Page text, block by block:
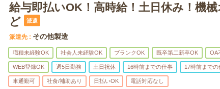
給与即払いOK！高時給！土日休み！機
ど
派遣
派遣先 その他製造
職種未経験OK 社会人未経験OK ブランクOK 既卒第二新卒OK OA
WEB登録OK 週5日勤務 土日祝休 16時前までの仕事 17時前までの
車通勤可 社食/補助あり 日払いOK 電話対応なし